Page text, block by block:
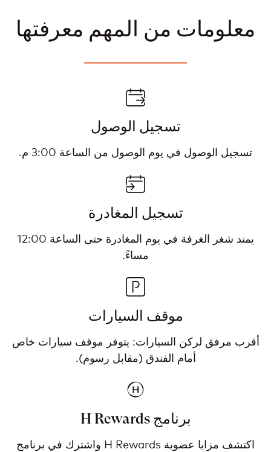
معلومات من المهم معرفتها
تسجيل الوصول
تسجيل الوصول في يوم الوصول من الساعة 3:00 م.
تسجيل المغادرة
يمتد شغر الغرفة في يوم المغادرة حتى الساعة 12:00
مساءً.
موقف السيارات
أقرب مرفق لركن السيارات: يتوفر موقف سيارات خاص
أمام الفندق (مقابل رسوم).
برنامج H Rewards
اكتشف مزايا عضوية H Rewards واشترك في برنامج